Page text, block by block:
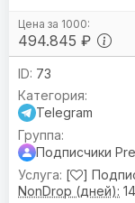
494.845 ₽
73
Telegram
Подписчики
[
]
NonDrop (дней): 14